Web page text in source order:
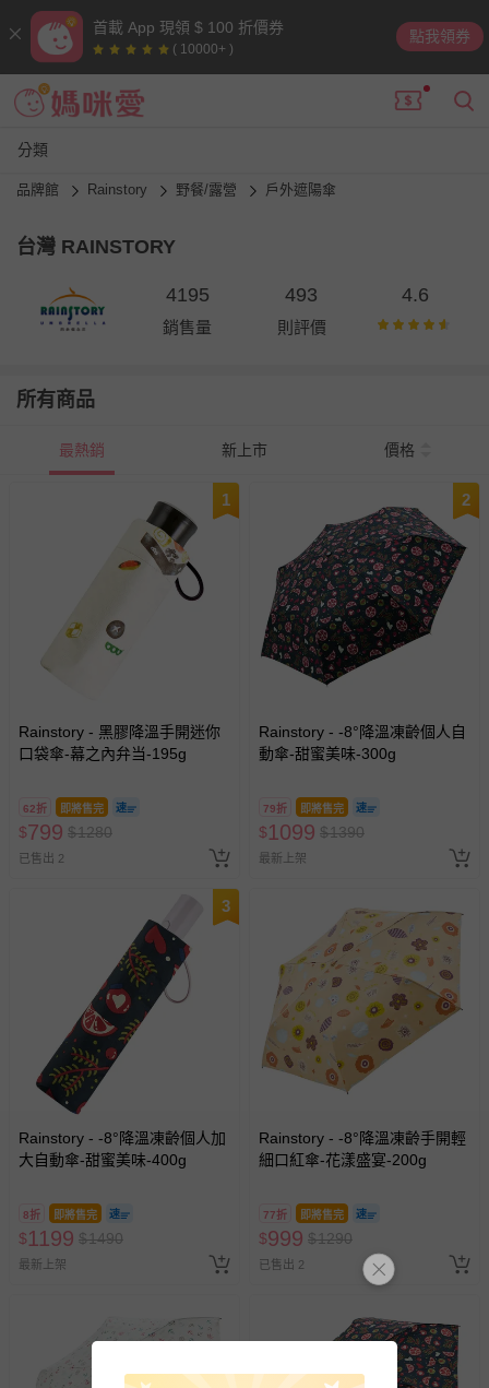
首載 App 現領 $ 100 折價券
( 10000+ )
點我領券
分類
品牌館 Rainstory 野餐/露營 戶外遮陽傘
台灣 RAINSTORY
4195
銷售量
493
則評價
4.6
所有商品
最熱銷 新上市 價格
1
Rainstory - 黑膠降溫手開迷你
口袋傘-幕之內弁当-195g
62折 即將售完
$799 $1280
已售出 2
2
Rainstory - -8°降溫凍齡個人自
動傘-甜蜜美味-300g
79折 即將售完
$1099 $1390
最新上架
3
Rainstory - -8°降溫凍齡個人加
大自動傘-甜蜜美味-400g
8折 即將售完
$1199 $1490
最新上架
Rainstory - -8°降溫凍齡手開輕
細口紅傘-花漾盛宴-200g
77折 即將售完
$999 $1290
已售出 2